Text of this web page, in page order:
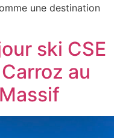
une destination
ski CSE
au